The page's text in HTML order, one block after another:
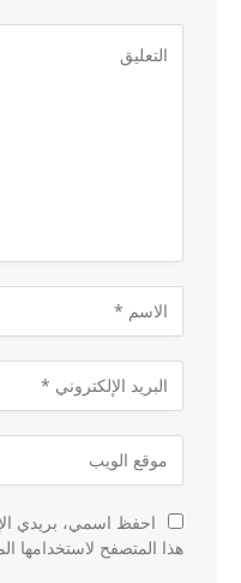
احفظ اسمي، بريدي
هذا المتصفح لاستخدامها